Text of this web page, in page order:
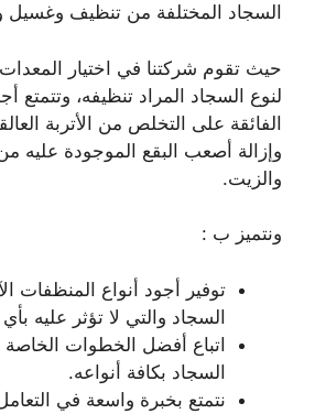
السجاد المختلفة من تنظيف وغسيل
حيث تقوم شركتنا في اختيار المعدات
لنوع السجاد المراد تنظيفه، وتتمتع
الفائقة على التخلص من الأتربة
وإزالة أصعب البقع الموجودة عليه
والزيت.
ونتميز ب :
توفير أجود أنواع المنظفات
السجاد والتي لا تؤثر عليه
اتباع أفضل الخطوات
السجاد بكافة أنواعه.
نتمتع بخبرة واسعة في